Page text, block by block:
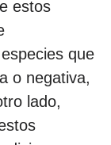
estos
que
o negativa,
lado,